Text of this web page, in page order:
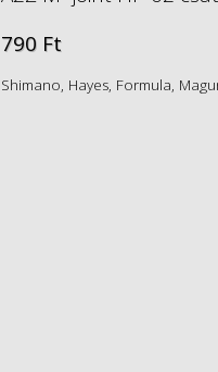
790 Ft
Shimano, Hayes, Formula,